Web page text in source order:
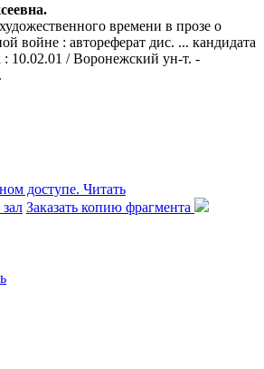
времени в прозе о
войне : автореферат дис. ... кандидата
: 10.02.01 / Воронежский ун-т. -
Читать
Заказать копию фрагмента